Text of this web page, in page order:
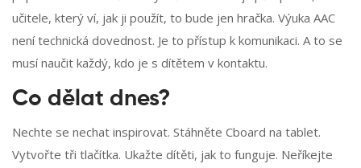
učitele, který ví, jak ji použít, to bude jen hračka. Výuka AAC
není technická dovednost. Je to přístup k komunikaci. A to se
musí naučit každý, kdo je s dítětem v kontaktu.
Co dělat dnes?
Nechte se nechat inspirovat. Stáhněte Cboard na tablet.
Vytvořte tři tlačítka. Ukažte dítěti, jak to funguje. Neříkejte